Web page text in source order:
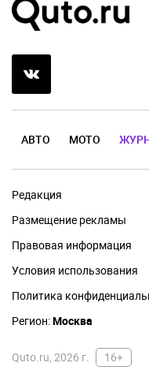
АВТО МОТО
Редакция
Размещение рекламы
Правовая информация
Условия использования
Политика
Регион:Москва
Quto.ru, 2026 г. 16+